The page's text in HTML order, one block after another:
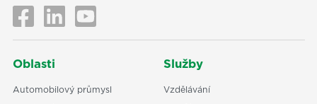
Oblasti
Automobilový průmysl
Služby
Vzdělávání